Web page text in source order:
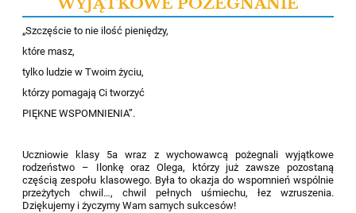
„Szczęście to nie ilość pieniędzy,
które masz,
tylko ludzie w Twoim życiu,
którzy pomagają Ci tworzyć
PIĘKNE WSPOMNIENIA”.
Uczniowie klasy 5a wraz z wychowawcą pożegnali wyjątkowe
rodzeństwo – Ilonkęoraz Olega, którzy już zawsze pozostaną
częścią zespołu klasowego. Była to okazja do wspomnień wspólnie
przeżytych chwil…, chwil pełnych uśmiechu, łez wzruszenia.
Dziękujemy i życzymyWamsamych sukcesów!